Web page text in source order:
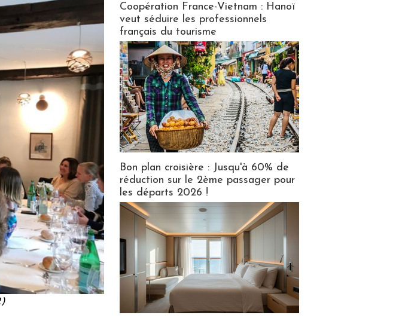
Coopération France-Vietnam : Hanoï
veut séduire les professionnels
français du tourisme
Bon plan croisière : Jusqu'à 60% de
réduction sur le 2ème passager pour
les départs 2026 !